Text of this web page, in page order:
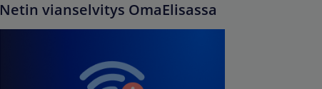
Netin vianselvitys OmaElisassa